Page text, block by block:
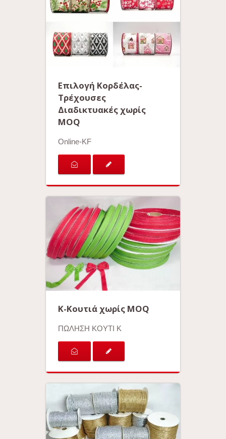
Επιλογή Κορδέλας-
Τρέχουσες
Διαδικτυακές χωρίς
MOQ
Online-KF
K-Κουτιά χωρίς MOQ
ΠΩΛΗΣΗ ΚΟΥΤΙ Κ